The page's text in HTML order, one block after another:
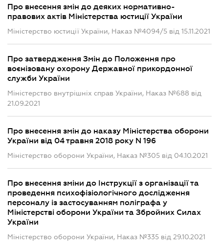
Про внесення змін до деяких нормативно-
правових актів Міністерства юстиції України
Міністерство юстиції України, Наказ №4094/5 від 15.11.2021
Про затвердження Змін до Положення про
воєнізовану охорону Державної прикордонної
служби України
Міністерство внутрішніх справ України, Наказ №688 від
21.09.2021
Про внесення змін до наказу Міністерства оборони
України від 04 травня 2018 року N 196
Міністерство оборони України, Наказ №305 від 04.10.2021
Про внесення зміни до Інструкції з організації та
проведення психофізіологічного дослідження
персоналу із застосуванням поліграфа у
Міністерстві оборони України та Збройних Силах
України
Міністерство оборони України, Наказ №335 від 29.10.2021